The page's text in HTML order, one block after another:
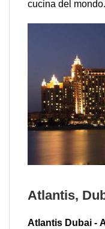
cucina del mondo.
Atlantis,
Atlantis Dubai -